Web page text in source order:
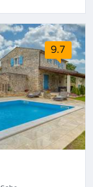
9.7